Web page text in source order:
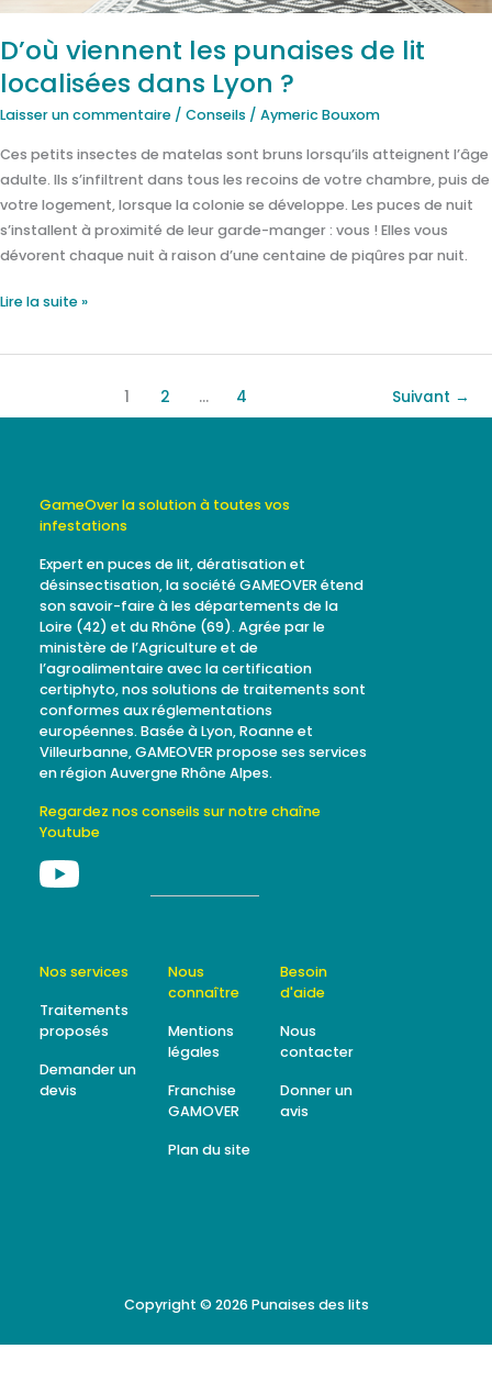
D’où viennent les punaises de lit
localisées dans Lyon ?
Laisser un commentaire / Conseils / Aymeric Bouxom
Ces petits insectes de matelas sont bruns lorsqu’ils atteignent l’âge
adulte. Ils s’infiltrent dans tous les recoins de votre chambre, puis de
votre logement, lorsque la colonie se développe. Les puces de nuit
s’installent à proximité de leur garde-manger : vous ! Elles vous
dévorent chaque nuit à raison d’une centaine de piqûres par nuit.
Lire la suite »
1 2 … 4 Suivant →
GameOver la solution à toutes vos
infestations
Expert en puces de lit, dératisation et
désinsectisation, la société GAMEOVER étend
son savoir-faire à les départements de la
Loire (42) et du Rhône (69). Agrée par le
ministère de l’Agriculture et de
l’agroalimentaire avec la certification
certiphyto, nos solutions de traitements sont
conformes aux réglementations
européennes. Basée à Lyon, Roanne et
Villeurbanne, GAMEOVER propose ses services
en région Auvergne Rhône Alpes.
Regardez nos conseils sur notre chaîne
Youtube
Nos services
Traitements
proposés
Demander un
devis
Nous
connaître
Mentions
légales
Franchise
GAMOVER
Plan du site
Besoin
d'aide
Nous
contacter
Donner un
avis
Copyright © 2026 Punaises des lits